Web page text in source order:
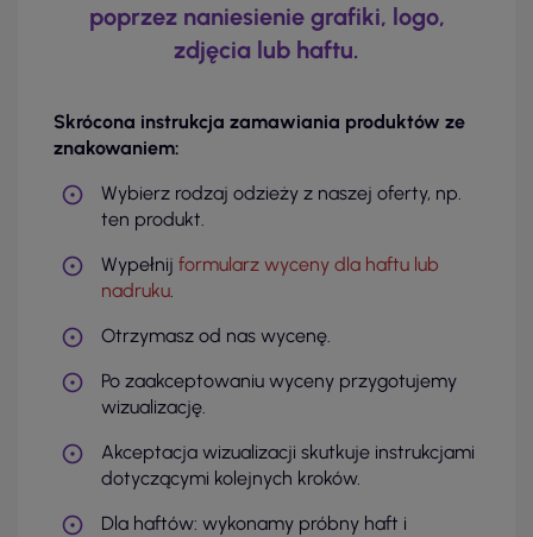
poprzez naniesienie grafiki, logo,
zdjęcia lub haftu.
Skrócona instrukcja zamawiania produktów ze
znakowaniem:
Wybierz rodzaj odzieży z naszej oferty, np.
ten produkt.
Wypełnij formularz wyceny dla haftu lub
nadruku.
Otrzymasz od nas wycenę.
Po zaakceptowaniu wyceny przygotujemy
wizualizację.
Akceptacja wizualizacji skutkuje instrukcjami
dotyczącymi kolejnych kroków.
Dla haftów: wykonamy próbny haft i